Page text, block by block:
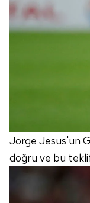
Jorge Jesus'un
doğru ve bu